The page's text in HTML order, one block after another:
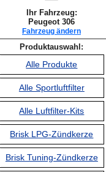
Ihr Fahrzeug:
Peugeot 306
Fahrzeug ändern
Produktauswahl:
Alle Produkte
Alle Sportluftfilter
Alle Luftfilter-Kits
Brisk LPG-Zündkerze
Brisk Tuning-Zündkerze